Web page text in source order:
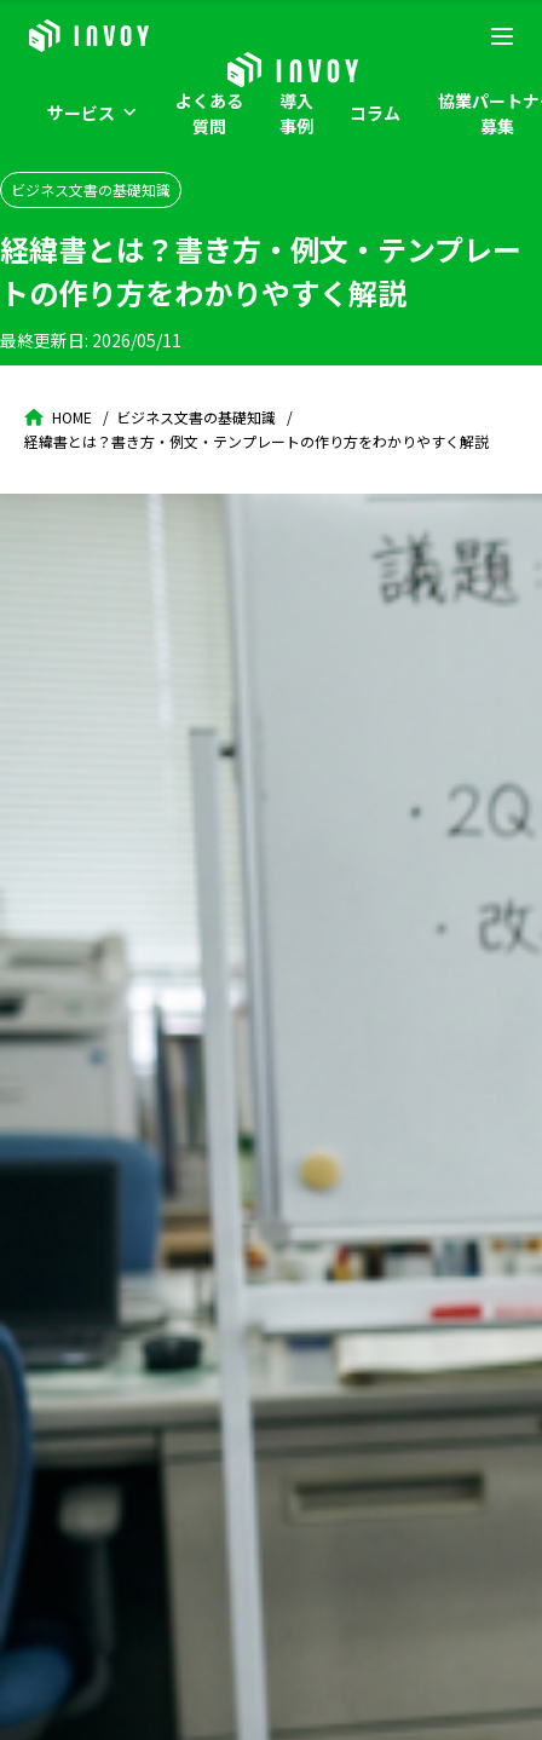
サービス
よくある
質問
導入
事例
コラム
協業パート
募集
ビジネス文書の基礎知識
経緯書とは？書き方・例文・テンプレー
トの作り方をわかりやすく解説
最終更新日: 2026/05/11
HOME
ビジネス文書の基礎知識
経緯書とは？書き方・例文・テンプレートの作り方をわかりやすく解説